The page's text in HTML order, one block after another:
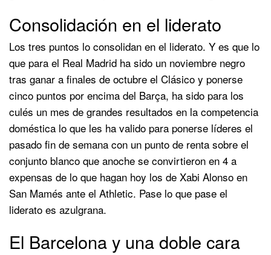
Consolidación en el liderato
Los tres puntos lo consolidan en el liderato. Y es que lo
que para el Real Madrid ha sido un noviembre negro
tras ganar a finales de octubre el Clásico y ponerse
cinco puntos por encima del Barça, ha sido para los
culés un mes de grandes resultados en la competencia
doméstica lo que les ha valido para ponerse líderes el
pasado fin de semana con un punto de renta sobre el
conjunto blanco que anoche se convirtieron en 4 a
expensas de lo que hagan hoy los de Xabi Alonso en
San Mamés ante el Athletic. Pase lo que pase el
liderato es azulgrana.
El Barcelona y una doble cara